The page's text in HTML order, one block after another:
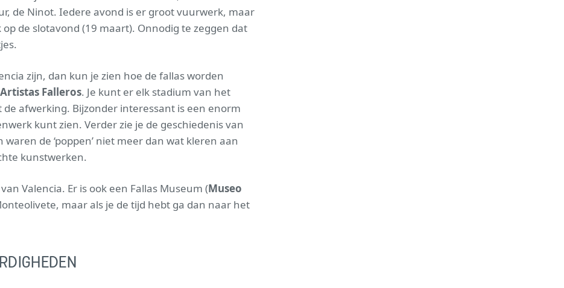
de Ninot. Iedere avond is er groot vuurwerk, maar
de slotavond (19 maart). Onnodig te zeggen dat
zijn, dan kun je zien hoe de fallas worden
Falleros. Je kunt er elk stadium van het
afwerking. Bijzonder interessant is een enorm
kunt zien. Verder zie je de geschiedenis van
de ‘poppen’ niet meer dan wat kleren aan
kunstwerken.
Valencia. Er is ook een Fallas Museum (Museo
maar als je de tijd hebt ga dan naar het